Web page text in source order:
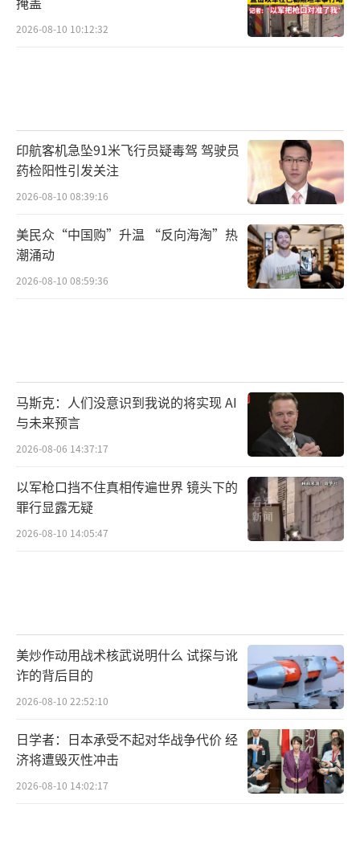
现实可能性。此外，除菲律宾以外的南海问题
的当事国和区域内其他国家都已经就管控局
“菲律宾不顾本国船只船员安全，执意指
令其违反中国管辖实施侵闯和‘摆拍’等非法
行动。菲律宾或许自以为此举高明，实则背后
的政治企图和险恶用心早已路人皆知。”陈曦
笛称，一方面，菲政府罔顾本国人民真实诉求
和国家利益，持续在南海问题上“无风起
惴不安，希望通过扩大激化事端，将域外势力
进一步卷入南海问题，实现对域外势力的“反
向绑架”。菲方这种为了一己私利委身域外国
家，与区域内各国的共识与利益背道而驰的做
法注定不得人心，其卑劣目的也不可能得到实
现。
中国现代国际关系研究院海洋问题专家杨
藤礁或是其他南海岛礁开辟新的“战场”，都
将遭到中方严厉且不断强化的反制，迫使中方
加大对相关地区的管控力度，中方反制能力足
够强大，反制力度只增不减，菲方不可能占得
丝毫便宜。
中国海警局新闻发言人刘德军12月2日表
2026-08-10 10:12:32
印航客机急坠91米飞行员疑毒驾 驾驶员
药检阳性引发关注
2026-08-10 08:39:16
美民众“中国购”升温 “反向海淘”热
潮涌动
2026-08-10 08:59:36
马斯克：人们没意识到我说的将实现 AI
与未来预言
2026-08-06 14:37:17
以军枪口挡不住真相传遍世界 镜头下的
罪行显露无疑
2026-08-10 14:05:47
美炒作动用战术核武说明什么 试探与讹
诈的背后目的
2026-08-10 22:52:10
日学者：日本承受不起对华战争代价 经
济将遭毁灭性冲击
2026-08-10 14:02:17